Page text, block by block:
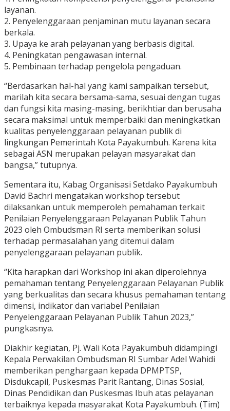
layanan.
2. Penyelenggaraan penjaminan mutu layanan secara
berkala.
3. Upaya ke arah pelayanan yang berbasis digital.
4. Peningkatan pengawasan internal.
5. Pembinaan terhadap pengelola pengaduan.
“Berdasarkan hal-hal yang kami sampaikan tersebut,
marilah kita secara bersama-sama, sesuai dengan tugas
dan fungsi kita masing-masing, berikhtiar dan berusaha
secara maksimal untuk memperbaiki dan meningkatkan
kualitas penyelenggaraan pelayanan publik di
lingkungan Pemerintah Kota Payakumbuh. Karena kita
sebagai ASN merupakan pelayan masyarakat dan
bangsa,” tutupnya.
Sementara itu, Kabag Organisasi Setdako Payakumbuh
David Bachri mengatakan workshop tersebut
dilaksankan untuk memperoleh pemahaman terkait
Penilaian Penyelenggaraan Pelayanan Publik Tahun
2023 oleh Ombudsman RI serta memberikan solusi
terhadap permasalahan yang ditemui dalam
penyelenggaraan pelayanan publik.
“Kita harapkan dari Workshop ini akan diperolehnya
pemahaman tentang Penyelenggaraan Pelayanan Publik
yang berkualitas dan secara khusus pemahaman tentang
dimensi, indikator dan variabel Penilaian
Penyelenggaraan Pelayanan Publik Tahun 2023,”
pungkasnya.
Diakhir kegiatan, Pj. Wali Kota Payakumbuh didampingi
Kepala Perwakilan Ombudsman RI Sumbar Adel Wahidi
memberikan penghargaan kepada DPMPTSP,
Disdukcapil, Puskesmas Parit Rantang, Dinas Sosial,
Dinas Pendidikan dan Puskesmas Ibuh atas pelayanan
terbaiknya kepada masyarakat Kota Payakumbuh. (Tim)